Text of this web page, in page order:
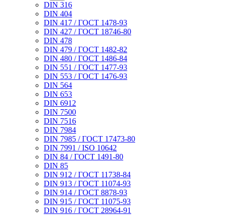
DIN 316
DIN 404
DIN 417 / ГОСТ 1478-93
DIN 427 / ГОСТ 18746-80
DIN 478
DIN 479 / ГОСТ 1482-82
DIN 480 / ГОСТ 1486-84
DIN 551 / ГОСТ 1477-93
DIN 553 / ГОСТ 1476-93
DIN 564
DIN 653
DIN 6912
DIN 7500
DIN 7516
DIN 7984
DIN 7985 / ГОСТ 17473-80
DIN 7991 / ISO 10642
DIN 84 / ГОСТ 1491-80
DIN 85
DIN 912 / ГОСТ 11738-84
DIN 913 / ГОСТ 11074-93
DIN 914 / ГОСТ 8878-93
DIN 915 / ГОСТ 11075-93
DIN 916 / ГОСТ 28964-91